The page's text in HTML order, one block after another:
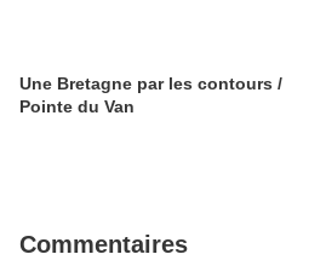
Une Bretagne par les contours /
Pointe du Van
Commentaires